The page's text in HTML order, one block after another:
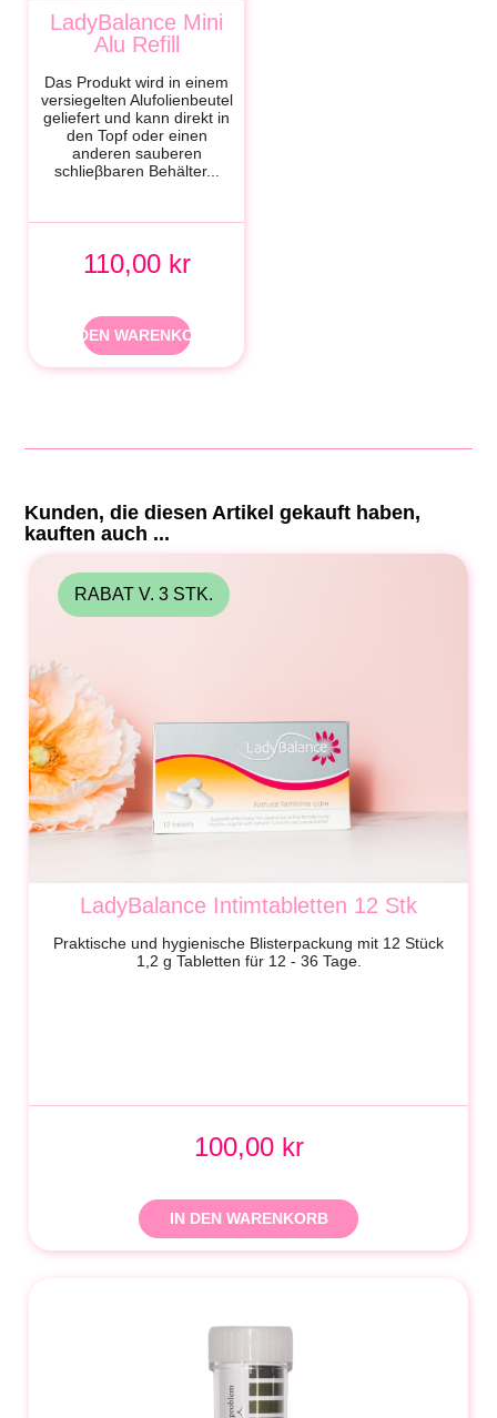
LadyBalance Mini
Alu Refill
Das Produkt wird in einem
versiegelten Alufolienbeutel
geliefert und kann direkt in
den Topf oder einen
anderen sauberen
schlieβbaren Behälter...
110,00 kr
IN DEN WARENKORB
Kunden, die diesen Artikel gekauft haben,
kauften auch ...
LadyBalance Intimtabletten 12 Stk
Praktische und hygienische Blisterpackung mit 12 Stück
1,2 g Tabletten für 12 - 36 Tage.
100,00 kr
IN DEN WARENKORB
RABAT V. 3 STK.